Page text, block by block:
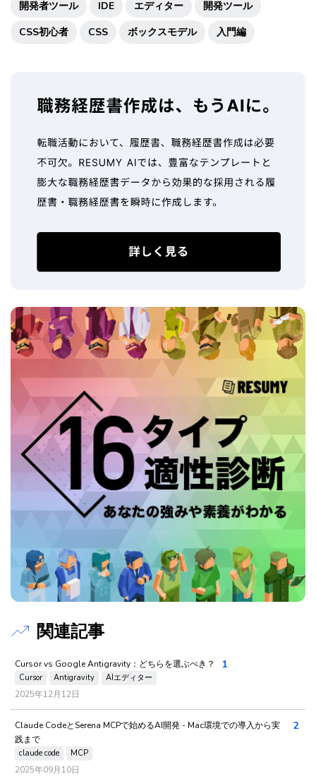
開発者ツール
IDE エディター
開発ツール
CSS初心者
CSS ボックスモデル 入門編
関連記事
Cursor vs Google Antigravity：どちらを選ぶべき？
Cursor Antigravity AIエディター
2025年12月12日
1
Claude CodeとSerena MCPで始めるAI開発 - Mac環境での導入から実
践まで
claude code MCP
2025年09月10日
2